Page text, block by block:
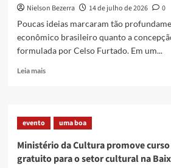
Nielson Bezerra 14 de julho de 2026
0
Poucas ideias marcaram tão
econômico brasileiro quanto a
formulada por Celso Furtado. Em um...
Leia maisRead
Brasil
precisa
um
Banco
evento uma boa
Ministério da Cultura promove
gratuito para o setor cultural na